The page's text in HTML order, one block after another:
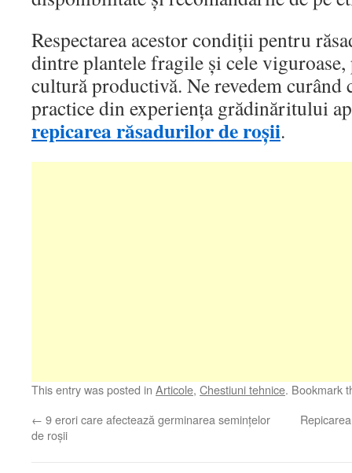
Respectarea acestor condiții pentru
dintre plantele fragile și cele
cultură productivă. Ne revedem curând
practice din experiența grădinăritului
repicarea răsadurilor de roșii.
This entry was posted in Articole, Chestiuni tehnice. Bookmark
← 9 erori care afectează germinarea semințelor
de roșii